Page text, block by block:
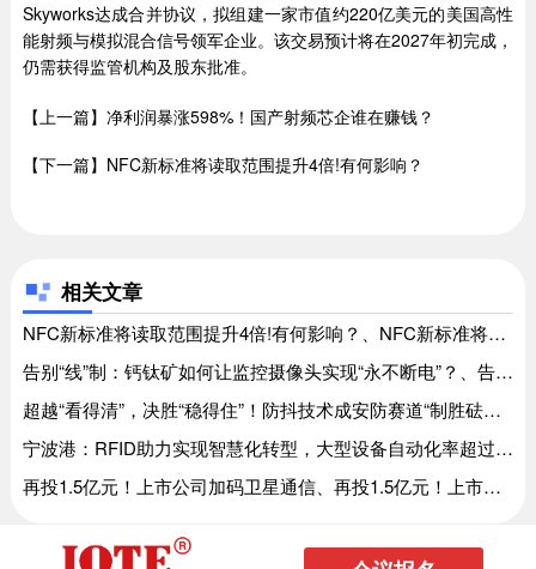
Skyworks达成合并协议，拟组建一家市值约220亿美元的美国高性
能射频与模拟混合信号领军企业。该交易预计将在2027年初完成，
仍需获得监管机构及股东批准。
【上一篇】净利润暴涨598%！国产射频芯企谁在赚钱？
【下一篇】NFC新标准将读取范围提升4倍!有何影响？
相关文章
NFC新标准将读取范围提升4倍!有何影响？、NFC新标准将读取范围提升4倍!有何影响？
告别“线”制：钙钛矿如何让监控摄像头实现“永不断电”？、告别“线”制：钙钛矿如何让监控摄像头实现“永不断电”？
超越“看得清”，决胜“稳得住”！防抖技术成安防赛道“制胜砝码”？、超越“看得清”，决胜“稳得住”！防抖技术成安防赛道“制胜砝码”？
宁波港：RFID助力实现智慧化转型，大型设备自动化率超过 30%、宁波港：RFID助力实现智慧化转型，大型设备自动化率超过 30%
再投1.5亿元！上市公司加码卫星通信、再投1.5亿元！上市公司加码卫星通信